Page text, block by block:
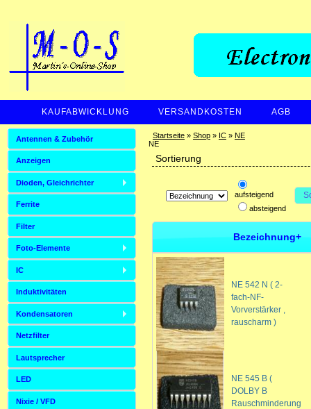
KAUFABWICKLUNG VERSANDKOSTEN AGB
ZAHLUNGSARTEN Startseite» Shop» IC» NE
NE
Sortierung
aufsteigend
absteigend
Bezeichnung+
NE 542 N ( 2-
fach-NF-
Vorverstärker ,
rauscharm )
NE 545 B (
DOLBY B
Rauschminderung
Antennen & Zubehör
Anzeigen
Dioden, Gleichrichter
Ferrite
Filter
Foto-Elemente
IC
Induktivitäten
Kondensatoren
Netzfilter
Lautsprecher
LED
Nixie / VFD